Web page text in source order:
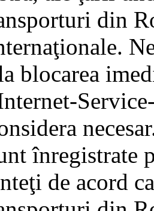
din
blocarea
înregistrate
de acord